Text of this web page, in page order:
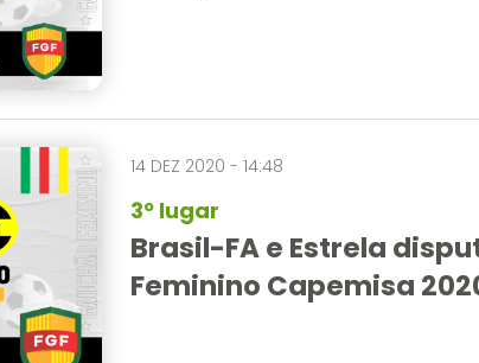
14 DEZ 2020 - 14:48
3º lugar
Brasil-FA e Estrela
Feminino Capemisa